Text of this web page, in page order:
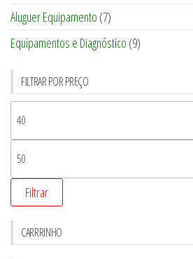
Aluguer Equipamento (7)
Equipamentos e Diagnóstico (9)
FILTRAR POR PREÇO
Filtrar
CARRRINHO